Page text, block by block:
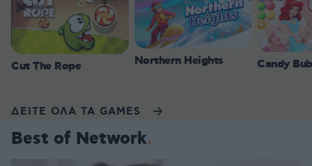
Cut The Rope Northern Heights Candy
ΔΕΙΤΕ ΟΛΑ ΤΑ GAMES
Best of Network